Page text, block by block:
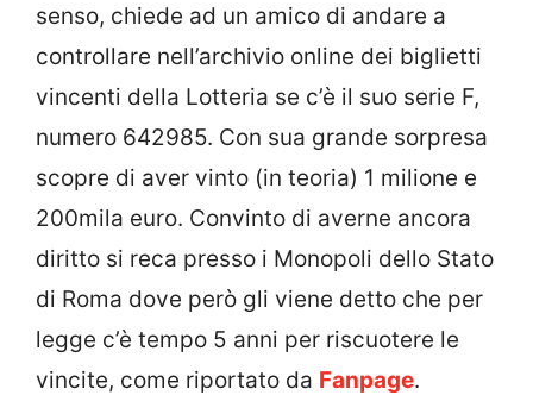
senso, chiede ad un amico di andare a
controllare nell’archivio online dei biglietti
vincenti della Lotteria se c’è il suo serie F,
numero 642985. Con sua grande sorpresa
scopre di aver vinto (in teoria) 1 milione e
200mila euro. Convinto di averne ancora
diritto si reca presso i Monopoli dello Stato
di Roma dove però gli viene detto che per
legge c’è tempo 5 anni per riscuotere le
vincite, come riportato da Fanpage.